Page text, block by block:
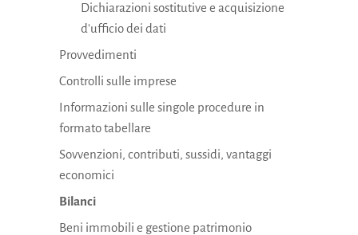
Dichiarazioni sostitutive e acquisizione
d'ufficio dei dati
Provvedimenti
Controlli sulle imprese
Informazioni sulle singole procedure in
formato tabellare
Sovvenzioni, contributi, sussidi, vantaggi
economici
Bilanci
Beni immobili e gestione patrimonio